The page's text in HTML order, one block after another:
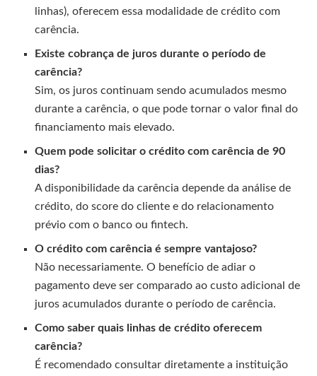
linhas), oferecem essa modalidade de crédito com
carência.
Existe cobrança de juros durante o período de
carência?
Sim, os juros continuam sendo acumulados mesmo
durante a carência, o que pode tornar o valor final do
financiamento mais elevado.
Quem pode solicitar o crédito com carência de 90
dias?
A disponibilidade da carência depende da análise de
crédito, do score do cliente e do relacionamento
prévio com o banco ou fintech.
O crédito com carência é sempre vantajoso?
Não necessariamente. O benefício de adiar o
pagamento deve ser comparado ao custo adicional de
juros acumulados durante o período de carência.
Como saber quais linhas de crédito oferecem
carência?
É recomendado consultar diretamente a instituição